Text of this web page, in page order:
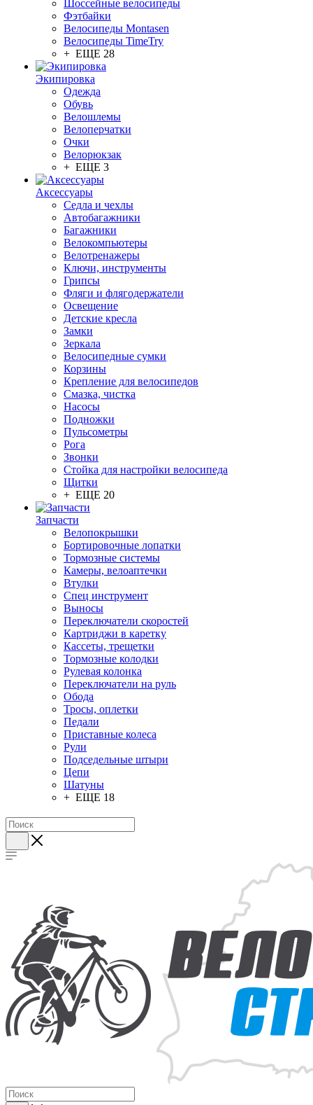
Шоссейные велосипеды
Фэтбайки
Велосипеды Montasen
Велосипеды TimeTry
+ ЕЩЕ 28
Экипировка
Одежда
Обувь
Велошлемы
Велоперчатки
Очки
Велорюкзак
+ ЕЩЕ 3
Аксессуары
Седла и чехлы
Автобагажники
Багажники
Велокомпьютеры
Велотренажеры
Ключи, инструменты
Грипсы
Фляги и флягодержатели
Освещение
Детские кресла
Замки
Зеркала
Велосипедные сумки
Корзины
Крепление для велосипедов
Смазка, чистка
Насосы
Подножки
Пульсометры
Рога
Звонки
Стойка для настройки велосипеда
Щитки
+ ЕЩЕ 20
Запчасти
Велопокрышки
Бортировочные лопатки
Тормозные системы
Камеры, велоаптечки
Втулки
Спец инструмент
Выносы
Переключатели скоростей
Картриджи в каретку
Кассеты, трещетки
Тормозные колодки
Рулевая колонка
Переключатели на руль
Обода
Тросы, оплетки
Педали
Приставные колеса
Рули
Подседельные штыри
Цепи
Шатуны
+ ЕЩЕ 18